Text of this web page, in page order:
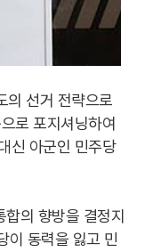
의 선거 전략으로
로 포지셔닝하여
신 아군인 민주당
의 향방을 결정지
이 동력을 잃고 민